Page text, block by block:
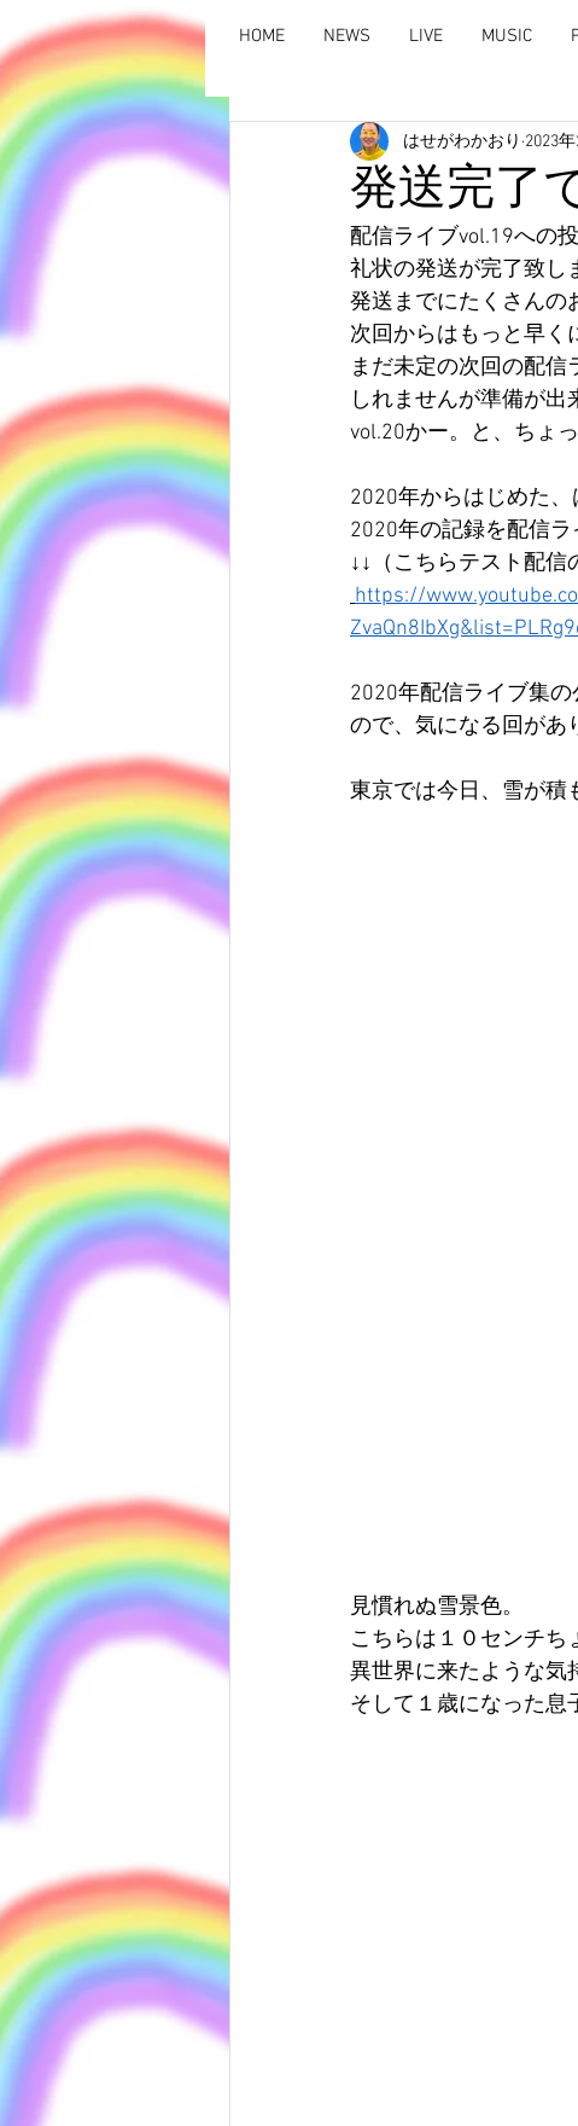
HOME NEWS LIVE MUSIC
発送完了
はせがわかおり 2023
配信ライブvol.19への
礼状の発送が完了致し
発送までにたくさんの
次回からはもっと早く
まだ未定の次回の配
しれませんが準備が出
vol.20かー。と、ちょ
2020年からはじめた、
2020年の記録を配信
↓↓（こちらテスト配信
https://
2020年配信ライブ集の
ので、気になる回があ
東京では今日、雪が積
見慣れぬ雪景色。
こちらは１０センチち
異世界に来たような気
そして１歳になった息